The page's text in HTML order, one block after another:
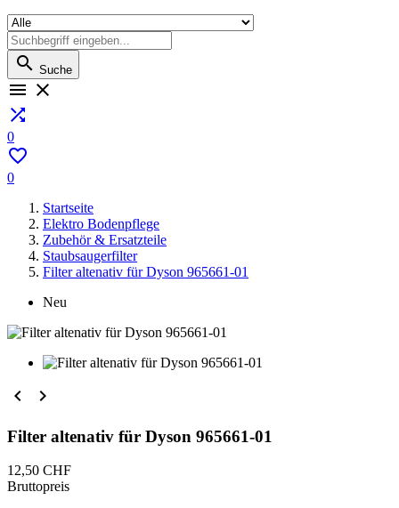
 Suche
 

0

0
Startseite
Elektro Bodenpflege
Zubehör & Ersatzteile
Staubsaugerfilter
Filter altenativ für Dyson 965661-01
Neu
 
Filter altenativ für Dyson 965661-01
12,50 CHF
Bruttopreis